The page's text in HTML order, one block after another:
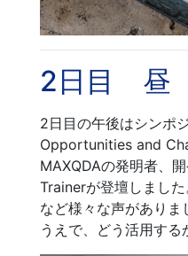
2日目 昼
2日目の午後はシンポ
Opportunities and
MAXQDAの発明者、
Trainerが登壇しまし
など様々な声がありま
うえで、どう活用する